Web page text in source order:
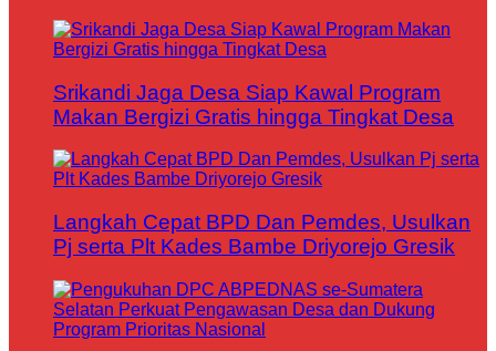
Srikandi Jaga Desa Siap Kawal Program
Makan Bergizi Gratis hingga Tingkat Desa
Langkah Cepat BPD Dan Pemdes, Usulkan
Pj serta Plt Kades Bambe Driyorejo Gresik